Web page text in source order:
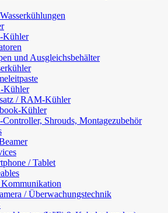
Kühler
und Ausgleichsbehälter
Kühler
/ RAM-Kühler
Kühler
Shrouds, Montagezubehör
/ Tablet
/ Überwachungstechnik